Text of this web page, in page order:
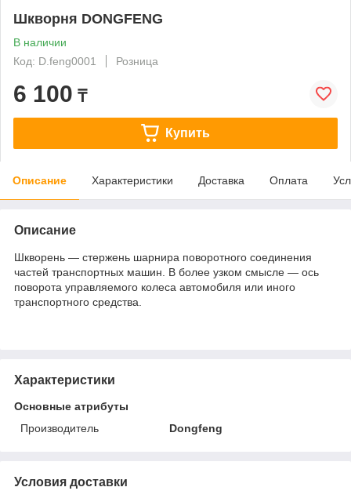
Шкворня DONGFENG
В наличии
Код: D.feng0001
Розница
6 100 ₸
Купить
Описание Характеристики Доставка Оплата
Описание
Шкворень — стержень шарнира поворотного соединения
частей транспортных машин. В более узком смысле — ось
поворота управляемого колеса автомобиля или иного
транспортного средства.
Характеристики
Основные атрибуты
Производитель
Dongfeng
Условия доставки